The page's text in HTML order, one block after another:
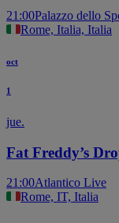
21:00Palazzo dello
Rome, Italia, Italia
oct
1
jue.
Fat Freddy’s
21:00Atlantico Live
Rome, IT, Italia